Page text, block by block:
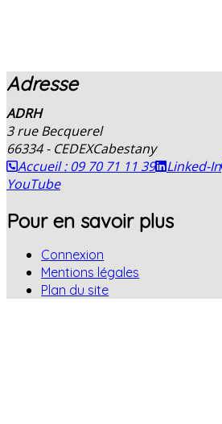
Adresse
ADRH
3 rue Becquerel
66334 - CEDEXCabestany
Accueil : 09 70 71 11 39
Linked-In
YouTube
Pour en savoir plus
Connexion
Mentions légales
Plan du site